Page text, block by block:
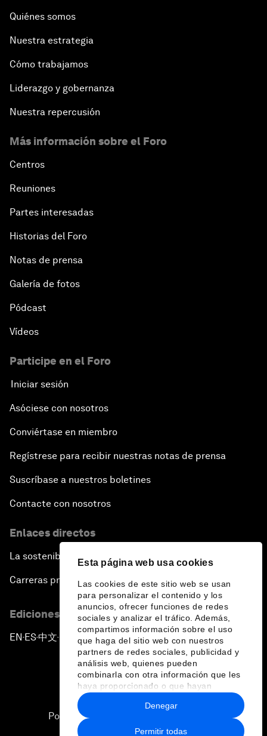
Esta página web usa cookies
Las cookies de este sitio web se usan
para personalizar el contenido y los
anuncios, ofrecer funciones de redes
sociales y analizar el tráfico. Además,
compartimos información sobre el uso
que haga del sitio web con nuestros
partners de redes sociales, publicidad y
análisis web, quienes pueden
combinarla con otra información que les
haya proporcionado o que hayan
recopilado a partir del uso que haya
hecho de sus servicios.
Permitir todas
Denegar
Quiénes somos
Nuestra estrategia
Cómo trabajamos
Liderazgo y gobernanza
Nuestra repercusión
Más información sobre el Foro
Centros
Reuniones
Partes interesadas
Historias del Foro
Notas de prensa
Galería de fotos
Pódcast
Vídeos
Participe en el Foro
Iniciar sesión
Asóciese con nosotros
Conviértase en miembro
Regístrese para recibir nuestras notas de prensa
Suscríbase a nuestros boletines
Contacte con nosotros
Enlaces directos
La sostenibilidad en el Foro
Carreras profesionales
Ediciones en otros idiomas
EN ▪ES▪中文▪ 日本語
Política de privacidad y normas de uso